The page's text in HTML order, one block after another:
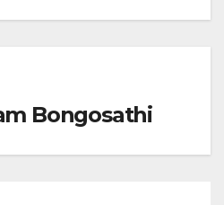
Bongosathi